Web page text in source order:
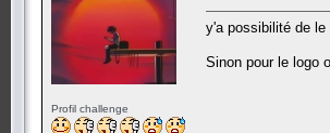
Profil challenge
y'a possibilité de
Sinon pour le logo